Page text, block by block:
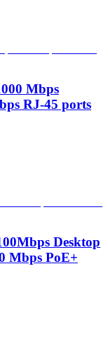
Mbps
RJ-45 ports
Desktop
Mbps PoE+